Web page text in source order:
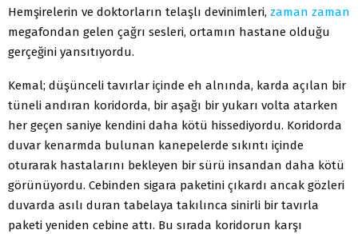
Hemşirelerin ve doktorların telaşlı devinimleri, zaman zaman
megafondan gelen çağrı sesleri, ortamın hastane olduğu
gerçeğini yansıtıyordu.
Kemal; düşünceli tavırlar içinde eh alnında, karda açılan bir
tüneli andıran koridorda, bir aşağı bir yukarı volta atarken
her geçen saniye kendini daha kötü hissediyordu. Koridorda
duvar kenarmda bulunan kanepelerde sıkıntı içinde
oturarak hastalarını bekleyen bir sürü insandan daha kötü
görünüyordu. Cebinden sigara paketini çıkardı ancak gözleri
duvarda asılı duran tabelaya takılınca sinirli bir tavırla
paketi yeniden cebine attı. Bu sırada koridorun karşı